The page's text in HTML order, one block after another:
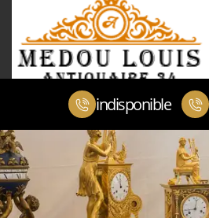
indisponible